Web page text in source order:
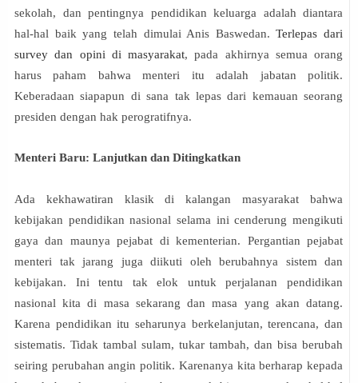
sekolah, dan pentingnya pendidikan keluarga adalah diantara
hal-hal baik yang telah dimulai Anis Baswedan.Terlepas dari
survey dan opini di masyarakat, pada akhirnya semua orang
harus paham bahwa menteri itu adalah jabatan politik.
Keberadaan siapapun di sana tak lepas dari kemauan seorang
presiden dengan hak perogratifnya.
Menteri Baru: Lanjutkan dan Ditingkatkan
Ada kekhawatiran klasik di kalangan masyarakat bahwa
kebijakan pendidikan nasional selama ini cenderung mengikuti
gaya dan maunya pejabat di kementerian. Pergantian pejabat
menteri tak jarang juga diikuti oleh berubahnya sistem dan
kebijakan. Ini tentu tak elok untuk perjalanan pendidikan
nasional kita di masa sekarang dan masa yang akan datang.
Karena pendidikan itu seharunya berkelanjutan, terencana, dan
sistematis. Tidak tambal sulam, tukar tambah, dan bisa berubah
seiring perubahan angin politik. Karenanya kita berharap kepada